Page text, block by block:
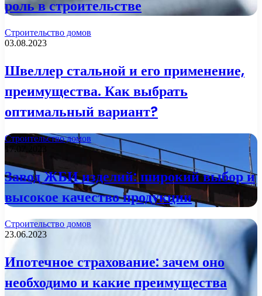
роль в строительстве
Строительство домов
03.08.2023
Швеллер стальной и его применение,
преимущества. Как выбрать
оптимальный вариант?
Строительство домов
17.07.2023
Завод ЖБИ изделий: широкий выбор и
высокое качество продукции
Строительство домов
23.06.2023
Ипотечное страхование: зачем оно
необходимо и какие преимущества